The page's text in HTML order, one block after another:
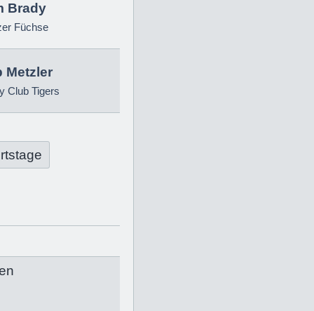
Brady
Füchse
Metzler
Club Tigers